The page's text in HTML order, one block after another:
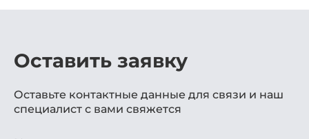
Оставить заявку
Оставьте контактные данные для связи и наш
специалист с вами свяжется